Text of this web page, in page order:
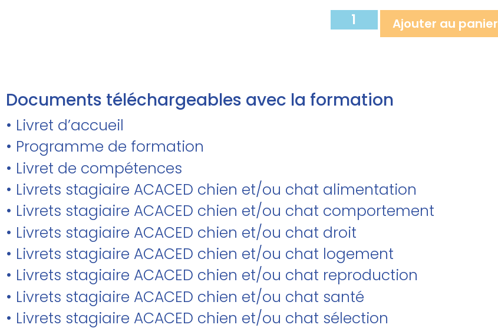
Ajouter au panier
Documents téléchargeables avec la formation
• Livret d’accueil
• Programme de formation
• Livret de compétences
• Livrets stagiaire ACACED chien et/ou chat alimentation
• Livrets stagiaire ACACED chien et/ou chat comportement
• Livrets stagiaire ACACED chien et/ou chat droit
• Livrets stagiaire ACACED chien et/ou chat logement
• Livrets stagiaire ACACED chien et/ou chat reproduction
• Livrets stagiaire ACACED chien et/ou chat santé
• Livrets stagiaire ACACED chien et/ou chat sélection